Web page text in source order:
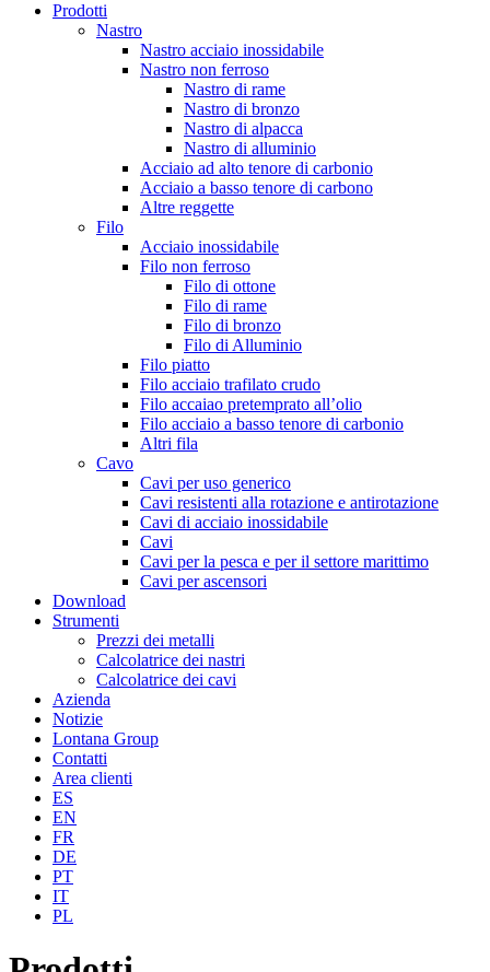
Prodotti
Nastro
Nastro acciaio inossidabile
Nastro non ferroso
Nastro di rame
Nastro di bronzo
Nastro di alpacca
Nastro di alluminio
Acciaio ad alto tenore di carbonio
Acciaio a basso tenore di carbono
Altre reggette
Filo
Acciaio inossidabile
Filo non ferroso
Filo di ottone
Filo di rame
Filo di bronzo
Filo di Alluminio
Filo piatto
Filo acciaio trafilato crudo
Filo accaiao pretemprato all’olio
Filo acciaio a basso tenore di carbonio
Altri fila
Cavo
Cavi per uso generico
Cavi resistenti alla rotazione e antirotazione
Cavi di acciaio inossidabile
Cavi
Cavi per la pesca e per il settore marittimo
Cavi per ascensori
Download
Strumenti
Prezzi dei metalli
Calcolatrice dei nastri
Calcolatrice dei cavi
Azienda
Notizie
Lontana Group
Contatti
Area clienti
ES
EN
FR
DE
PT
IT
PL